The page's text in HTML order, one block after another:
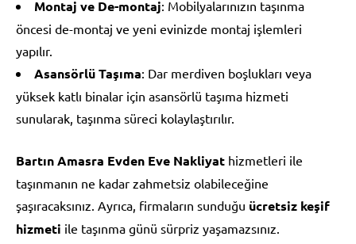
Montaj ve De-montaj: Mobilyalarınızın taşınma
öncesi de-montaj ve yeni evinizde montaj işlemleri
yapılır.
Asansörlü Taşıma: Dar merdiven boşlukları veya
yüksek katlı binalar için asansörlü taşıma hizmeti
sunularak, taşınma süreci kolaylaştırılır.
Bartın Amasra Evden Eve Nakliyat hizmetleri ile
taşınmanın ne kadar zahmetsiz olabileceğine
şaşıracaksınız. Ayrıca, firmaların sunduğu ücretsiz keşif
hizmeti ile taşınma günü sürpriz yaşamazsınız.